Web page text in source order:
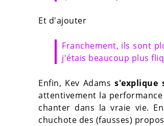
Et d'ajouter
Franchement, ils sont
j'étais beaucoup plus
Enfin, Kev Adams s'explique
attentivement la
chanter dans la vraie vie.
chuchote des (fausses)